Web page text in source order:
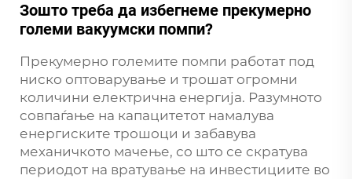
Зошто треба да избегнеме прекумерно
големи вакуумски помпи?
Прекумерно големите помпи работат под
ниско оптоварување и трошат огромни
количини електрична енергија. Разумното
совпаѓање на капацитетот намалува
енергиските трошоци и забавува
механичкото мачење, со што се скратува
периодот на вратување на инвестициите во